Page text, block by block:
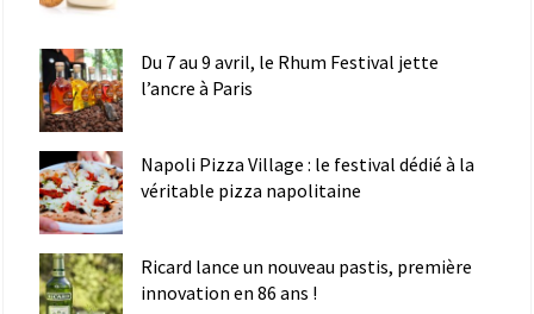
Du 7 au 9 avril, le Rhum Festival jette
l’ancre à Paris
Napoli Pizza Village : le festival dédié à la
véritable pizza napolitaine
Ricard lance un nouveau pastis, première
innovation en 86 ans !